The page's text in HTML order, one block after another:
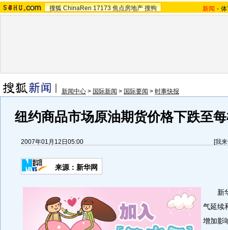
搜狐 ChinaRen 17173 焦点房地产 搜狗 新闻 -
新闻中心 > 国际新闻 > 国际要闻 > 时事快报
纽约商品市场原油期货价格下跌至
2007年01月12日05:00 [我
来源：新华网
新华
气延续
增加影